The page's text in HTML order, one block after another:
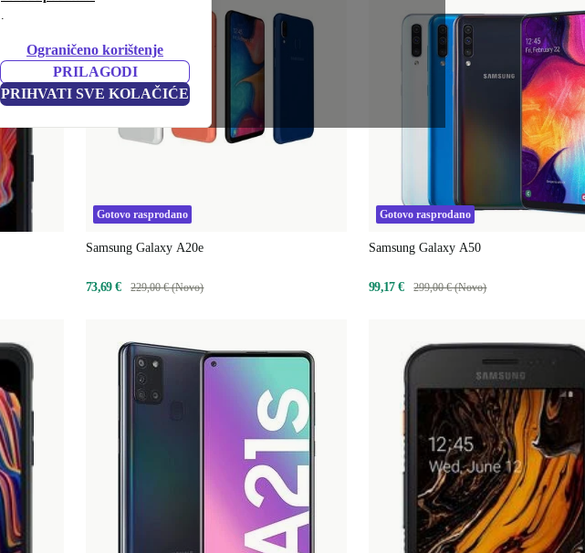
.
Ograničeno korištenje
PRILAGODI
PRIHVATI SVE KOLAČIĆE
Gotovo rasprodano
Samsung Galaxy A20e
73,69 € 229,00 € (Novo)
Gotovo rasprodano
Samsung Galaxy A50
99,17 € 299,00 € (Novo)